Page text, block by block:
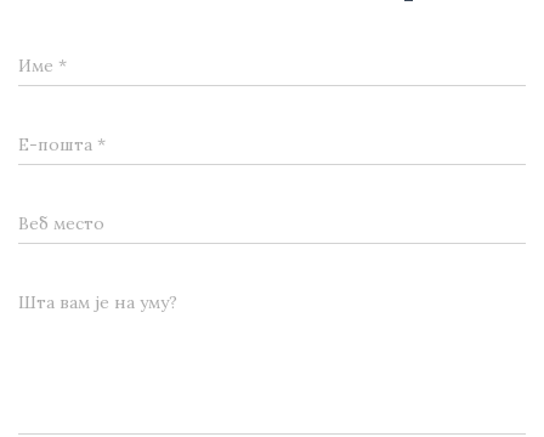
Име *
Е-пошта *
Веб место
Шта вам је на уму?